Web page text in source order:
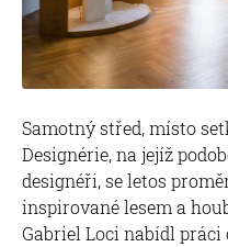
Samotný střed, místo
Designérie, na jejíž
designéři, se letos
inspirované lesem a
Gabriel Loci nabídl práci